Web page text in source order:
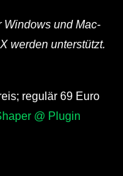
Windows und Mac-
werden unterstützt.
regulär 69 Euro
@ Plugin